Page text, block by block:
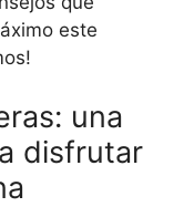
este
una
disfrutar